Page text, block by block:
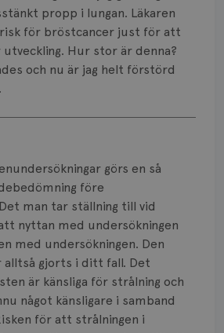
propp i lungan. Läkaren
risk för bröstcancer just för att
Hur stor är denna?
och nu är jag helt förstörd
görs en så
före
man tar ställning till vid
nyttan med undersökningen
med undersökningen. Den
alltså gjorts i ditt fall. Det
är känsliga för strålning och
något känsligare i samband
för att strålningen i